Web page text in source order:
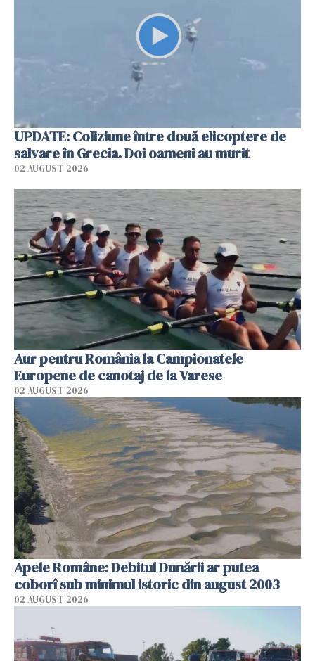
UPDATE: Coliziune între două elicoptere de
salvare în Grecia. Doi oameni au murit
02 AUGUST 2026
Aur pentru România la Campionatele
Europene de canotaj de la Varese
02 AUGUST 2026
Apele Române: Debitul Dunării ar putea
coborî sub minimul istoric din august 2003
02 AUGUST 2026